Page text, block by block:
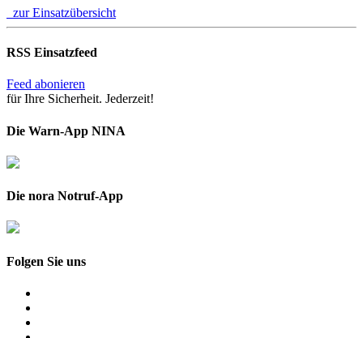
zur Einsatzübersicht
RSS Einsatzfeed
Feed abonieren
für Ihre Sicherheit. Jederzeit!
Die Warn-App NINA
Die nora Notruf-App
Folgen Sie uns